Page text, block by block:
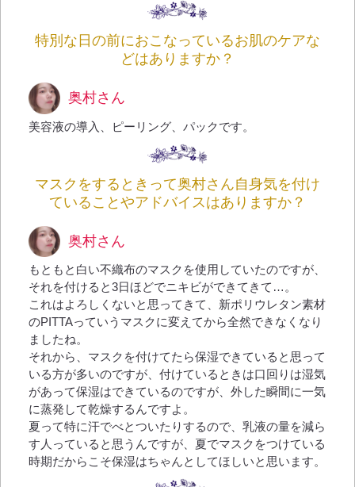
特別な日の前におこなっているお肌のケアな
どはありますか？
奥村さん
美容液の導入、ピーリング、パックです。
マスクをするときって奥村さん自身気を付け
ていることやアドバイスはありますか？
奥村さん
もともと白い不織布のマスクを使用していたのですが、
それを付けると3日ほどでニキビができてきて…。
これはよろしくないと思ってきて、新ポリウレタン素材
のPITTAっていうマスクに変えてから全然できなくなり
ましたね。
それから、マスクを付けてたら保湿できていると思って
いる方が多いのですが、付けているときは口回りは湿気
があって保湿はできているのですが、外した瞬間に一気
に蒸発して乾燥するんですよ。
夏って特に汗でべとついたりするので、乳液の量を減ら
す人っていると思うんですが、夏でマスクをつけている
時期だからこそ保湿はちゃんとしてほしいと思います。